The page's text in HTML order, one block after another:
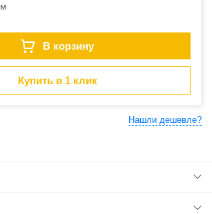
м
В корзину
Купить в 1 клик
Нашли дешевле?